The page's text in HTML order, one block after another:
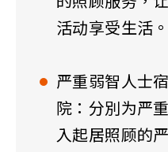
活动享受生活。
严重弱智人士
院：分別为严
入起居照顾的